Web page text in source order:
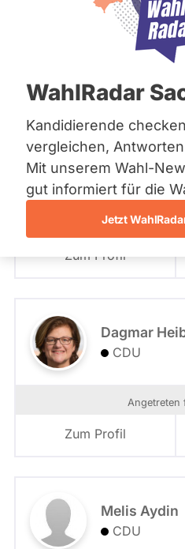
Bremen
Hamburg
Mecklenburg-
Nordrhein-
Saarland
Sachsen
Sachsen-Anhalt
Sachsen-Anhalt
Schleswig-Holstein
Thüringen
Archiv
WahlRadar
Kandidierende
vergleichen,
Mit unserem Wahl-
gut informiert für die
Jetzt
Partei
- Alle -
Wahlkreis
- Alle -
Landesliste Saarland
Landesliste Saarland
Roland Theis
CDU
Angetreten
Zum Profil
Dagmar
CDU
Angetreten
Zum Profil
Melis Aydin
CDU